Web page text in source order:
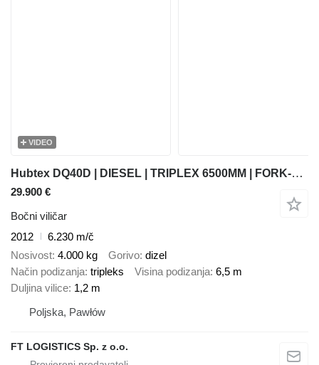
VIDEO
Hubtex DQ40D | DIESEL | TRIPLEX 6500MM | FORK-POSITIONER | FREE-LIFT |
29.900 €
Bočni viličar
2012
6.230 m/č
Nosivost 4.000 kg Gorivo dizel
Način podizanja tripleks Visina podizanja 6,5 m
Duljina vilice 1,2 m
Poljska, Pawłów
FT LOGISTICS Sp. z o.o.